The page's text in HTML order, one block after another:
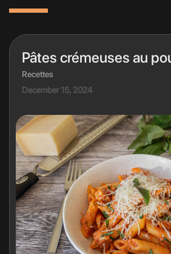
Pâtes crémeuses au
Recettes
December 15, 2024